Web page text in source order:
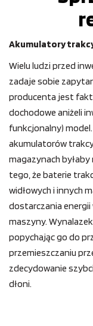
Akumulatory
Wielu ludzi przed
zadaje sobie
producenta jest
dochodowe aniżeli
funkcjonalny)
akumulatorów
magazynach
tego, że baterie
widłowych i innych
dostarczania energii
maszyny.
popychając go do
przemieszczaniu
zdecydowanie
dłoni.